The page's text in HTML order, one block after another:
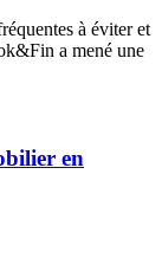
à éviter et
a mené une
en